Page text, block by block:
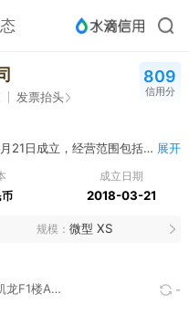
发票抬头
809
信用分
简介：承德惠军商贸有限公司,2018年03月21日成立，经营范围包括建材、瓷砖、地砖、装饰材料、厨房用品、卫生洁具销售；门窗销售、安装；水暖管道安装；室内外装修装饰工程设计、施工。（依法须经批准的项目，经相关部门批准后方可开展经营活动） 展开
成立日期
2018-03-21
规模 微型 XS
河北省承德市双滦区双塔山镇红星美凯龙F1楼A8022标准展位 -